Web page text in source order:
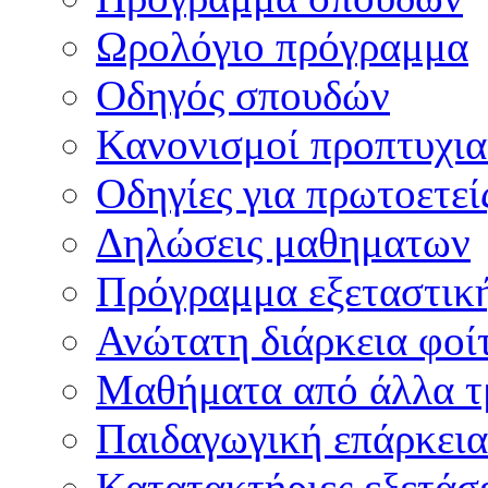
Ωρολόγιο πρόγραμμα
Οδηγός σπουδών
Κανονισμοί
Οδηγίες για
Δηλώσεις μαθηματων
Πρόγραμμα
Ανώτατη διάρκεια
Μαθήματα από άλλα
Παιδαγωγική επάρκεια